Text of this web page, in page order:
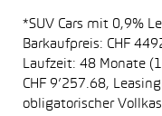
*SUV Cars mit 0,9%
Barkaufpreis: CHF
Laufzeit: 48 Monate
CHF 9’257.68,
obligatorischer